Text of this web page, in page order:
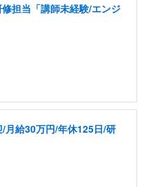
担当「講師未経験/エンジ
/月給30万円/年休125日/研